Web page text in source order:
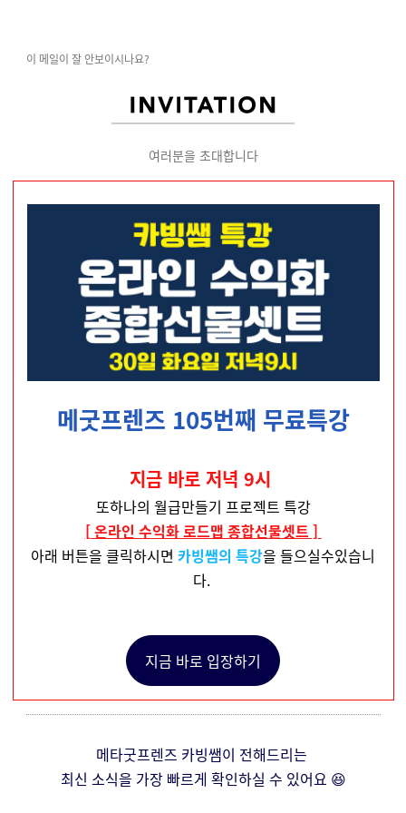
이 메일이 잘 안보이시나요?
여러분을 초대합니다
메굿프렌즈 105번째 무료특강
지금 바로 저녁 9시
또하나의 월급만들기 프로젝트 특강
[ 온라인 수익화 로드맵 종합선물셋트 ]
아래 버튼을 클릭하시면 카빙쌤의 특강을 들으실수있습니
다.
지금 바로 입장하기
메타굿프렌즈 카빙쌤이 전해드리는
최신 소식을 가장 빠르게 확인하실 수 있어요 😆